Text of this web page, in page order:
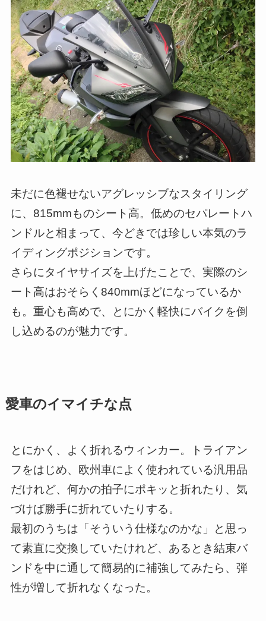
未だに色褪せないアグレッシブなスタイリング
に、815mmものシート高。低めのセパレートハ
ンドルと相まって、今どきでは珍しい本気のラ
イディングポジションです。
さらにタイヤサイズを上げたことで、実際のシ
ート高はおそらく840mmほどになっているか
も。重心も高めで、とにかく軽快にバイクを倒
し込めるのが魅力です。
愛車のイマイチな点
とにかく、よく折れるウィンカー。トライアン
フをはじめ、欧州車によく使われている汎用品
だけれど、何かの拍子にポキッと折れたり、気
づけば勝手に折れていたりする。
最初のうちは「そういう仕様なのかな」と思っ
て素直に交換していたけれど、あるとき結束バ
ンドを中に通して簡易的に補強してみたら、弾
性が増して折れなくなった。